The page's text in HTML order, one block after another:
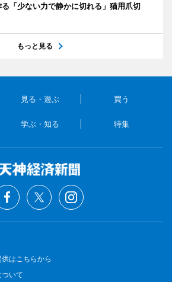
「少ない力で静かに切れる」猫用爪切
もっと見る
見る・遊ぶ 買う
学ぶ・知る 特集
はこちらから
いて